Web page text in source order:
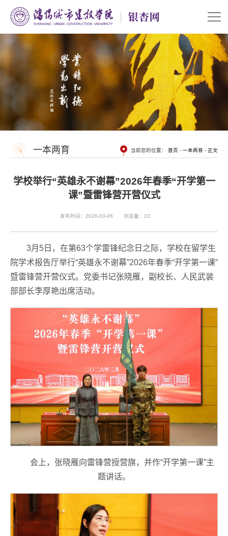
一本两育 当前您的位置： 首页 - 一本两育 - 正文
学校举行“英雄永不谢幕”2026年春季“开学第一
课”暨雷锋营开营仪式
发布时间：2026-03-06 浏览量： 22
3月5日，在第63个学雷锋纪念日之际，学校在留学生
院学术报告厅举行“英雄永不谢幕”2026年春季“开学第一课”
暨雷锋营开营仪式。党委书记张晓雁，副校长、人民武装
部部长李厚艳出席活动。
会上，张晓雁向雷锋营授营旗，并作“开学第一课”主
题讲话。